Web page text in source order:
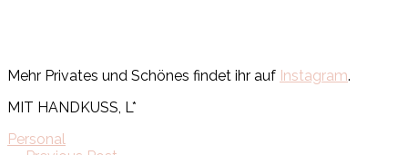
Mehr Privates und Schönes findet ihr auf Instagram.
MIT HANDKUSS, L*
Personal